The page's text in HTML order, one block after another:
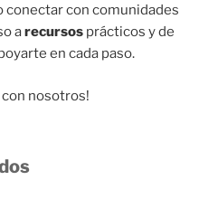
conectar con comunidades
arecursos prácticos y de
en cada paso.
con nosotros!